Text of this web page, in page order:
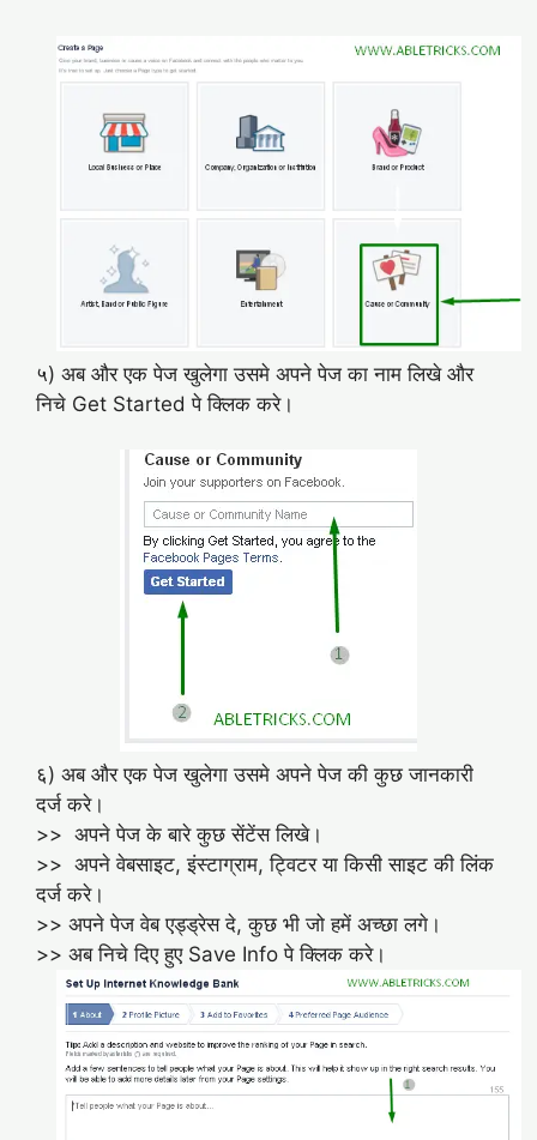
५) अब और एक पेज खुलेगा उसमे अपने पेज का नाम लिखे और
निचे Get Started पे क्लिक करे।
६) अब और एक पेज खुलेगा उसमे अपने पेज की कुछ जानकारी
दर्ज करे।
>> अपने पेज के बारे कुछ सेंटेंस लिखे।
>> अपने वेबसाइट, इंस्टाग्राम, ट्विटर या किसी साइट की लिंक
दर्ज करे।
>> अपने पेज वेब एड्ड्रेस दे, कुछ भी जो हमें अच्छा लगे।
>> अब निचे दिए हुए Save Info पे क्लिक करे।